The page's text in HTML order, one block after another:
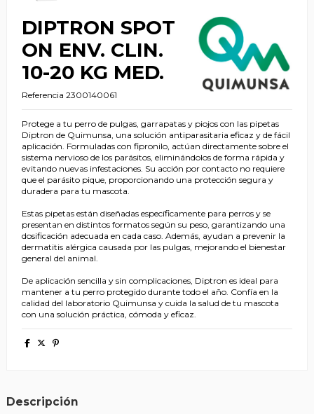
DIPTRON SPOT
ON ENV. CLIN.
10-20 KG MED.
Referencia 2300140061
Protege a tu perro de pulgas, garrapatas y piojos con las pipetas
Diptron de Quimunsa, una solución antiparasitaria eficaz y de fácil
aplicación. Formuladas con fipronilo, actúan directamente sobre el
sistema nervioso de los parásitos, eliminándolos de forma rápida y
evitando nuevas infestaciones. Su acción por contacto no requiere
que el parásito pique, proporcionando una protección segura y
duradera para tu mascota.
Estas pipetas están diseñadas específicamente para perros y se
presentan en distintos formatos según su peso, garantizando una
dosificación adecuada en cada caso. Además, ayudan a prevenir la
dermatitis alérgica causada por las pulgas, mejorando el bienestar
general del animal.
De aplicación sencilla y sin complicaciones, Diptron es ideal para
mantener a tu perro protegido durante todo el año. Confía en la
calidad del laboratorio Quimunsa y cuida la salud de tu mascota
con una solución práctica, cómoda y eficaz.
Descripción